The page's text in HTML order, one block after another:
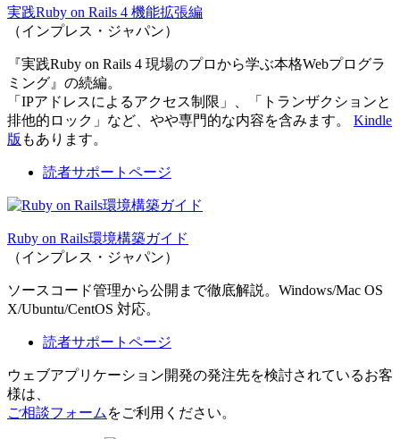
実践Ruby on Rails 4 機能拡張編
（インプレス・ジャパン）
『実践Ruby on Rails 4 現場のプロから学ぶ本格Webプログラ
ミング』の続編。
「IPアドレスによるアクセス制限」、「トランザクションと
排他的ロック」など、やや専門的な内容を含みます。 Kindle
版 もあります。
読者サポートページ
Ruby on Rails環境構築ガイド
（インプレス・ジャパン）
ソースコード管理から公開まで徹底解説。Windows/Mac OS
X/Ubuntu/CentOS 対応。
読者サポートページ
ウェブアプリケーション開発の発注先を検討されているお客
様は、
ご相談フォーム をご利用ください。